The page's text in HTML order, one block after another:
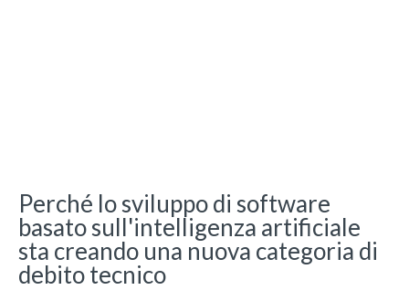
Perché lo sviluppo di software
basato sull'intelligenza artificiale
sta creando una nuova categoria di
debito tecnico